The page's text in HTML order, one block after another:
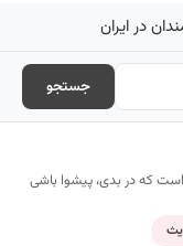
در ایران
جستجو
است كه در بدى، پيشوا باشى